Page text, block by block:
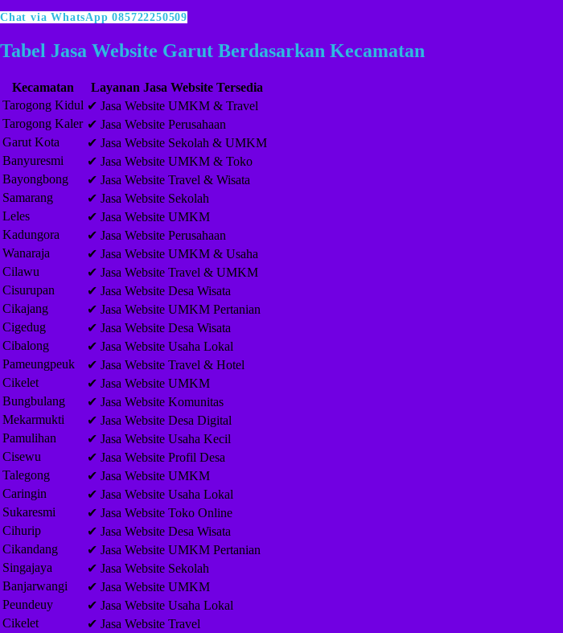
Chat via WhatsApp 085722250509
Tabel Jasa Website Garut Berdasarkan Kecamatan
Kecamatan
Layanan Jasa Website Tersedia
Tarogong Kidul ✔ Jasa Website UMKM & Travel
Tarogong Kaler ✔ Jasa Website Perusahaan
Garut Kota
✔ Jasa Website Sekolah & UMKM
Banyuresmi
✔ Jasa Website UMKM & Toko
Bayongbong
✔ Jasa Website Travel & Wisata
Samarang
✔ Jasa Website Sekolah
Leles
✔ Jasa Website UMKM
Kadungora
✔ Jasa Website Perusahaan
Wanaraja
✔ Jasa Website UMKM & Usaha
Cilawu
✔ Jasa Website Travel & UMKM
Cisurupan
✔ Jasa Website Desa Wisata
Cikajang
✔ Jasa Website UMKM Pertanian
Cigedug
✔ Jasa Website Desa Wisata
Cibalong
✔ Jasa Website Usaha Lokal
Pameungpeuk
✔ Jasa Website Travel & Hotel
Cikelet
✔ Jasa Website UMKM
Bungbulang
✔ Jasa Website Komunitas
Mekarmukti
✔ Jasa Website Desa Digital
Pamulihan
✔ Jasa Website Usaha Kecil
Cisewu
✔ Jasa Website Profil Desa
Talegong
✔ Jasa Website UMKM
Caringin
✔ Jasa Website Usaha Lokal
Sukaresmi
✔ Jasa Website Toko Online
Cihurip
✔ Jasa Website Desa Wisata
Cikandang
✔ Jasa Website UMKM Pertanian
Singajaya
✔ Jasa Website Sekolah
Banjarwangi
✔ Jasa Website UMKM
Peundeuy
✔ Jasa Website Usaha Lokal
Cikelet
✔ Jasa Website Travel